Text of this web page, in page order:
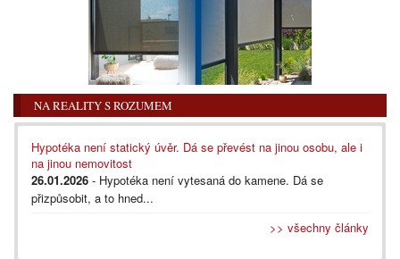
NA REALITY S ROZUMEM
Hypotéka není statický úvěr. Dá se převést na jinou osobu, ale i
na jinou nemovitost
26.01.2026 - Hypotéka není vytesaná do kamene. Dá se
přizpůsobit, a to hned...
>> všechny články